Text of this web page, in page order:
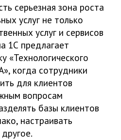
серьезная зона роста
услуг не только
услуг и сервисов
1С предлагает
«Технологического
когда сотрудники
для клиентов
вопросам
базы клиентов
настраивать